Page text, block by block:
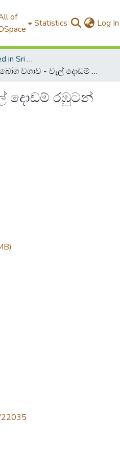
of
Statistics Log In
4.Journals Published in Sri Lanka
බෝග වගාව - වැල් දොඩම් රඹුටන් සහ අඹ
දොඩම් රඹුටන්
22035